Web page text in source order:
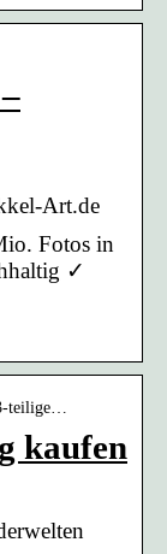
Art.de
Fotos in
✓
teilige…
kaufen